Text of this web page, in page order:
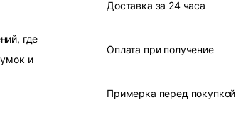
где
и
Доставка за 24 часа
Оплата при получение
Примерка перед покупкой